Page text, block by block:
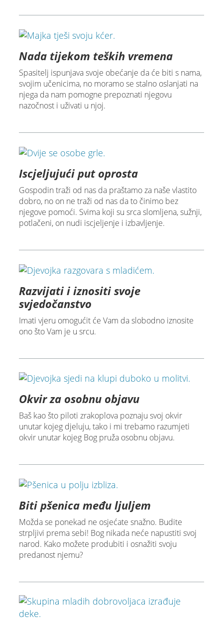
Nada tijekom teških vremena
Spasitelj ispunjava svoje obećanje da će biti s nama,
svojim učenicima, no moramo se stalno oslanjati na
njega da nam pomogne prepoznati njegovu
nazočnost i uživati u njoj.
Iscjeljujući put oprosta
Gospodin traži od nas da praštamo za naše vlastito
dobro, no on ne traži od nas da to činimo bez
njegove pomoći. Svima koji su srca slomljena, sužnji,
potlačeni, on nudi iscjeljenje i izbavljenje.
Razvijati i iznositi svoje
svjedočanstvo
Imati vjeru omogućit će Vam da slobodno iznosite
ono što Vam je u srcu.
Okvir za osobnu objavu
Baš kao što piloti zrakoplova poznaju svoj okvir
unutar kojeg djeluju, tako i mi trebamo razumjeti
okvir unutar kojeg Bog pruža osobnu objavu.
Biti pšenica među ljuljem
Možda se ponekad ne osjećate snažno. Budite
strpljivi prema sebi! Bog nikada neće napustiti svoj
narod. Kako možete produbiti i osnažiti svoju
predanost njemu?